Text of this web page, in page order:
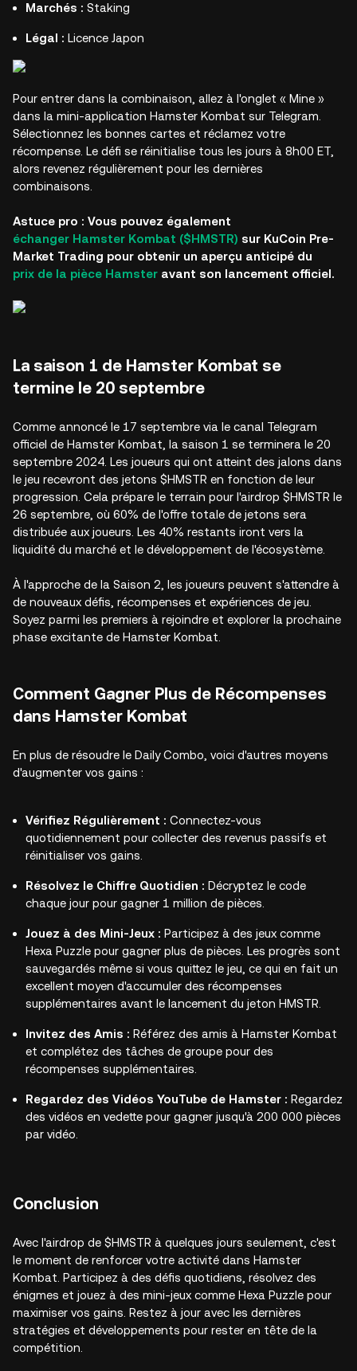
Marchés : Staking
Légal : Licence Japon
Pour entrer dans la combinaison, allez à l'onglet « Mine »
dans la mini-application Hamster Kombat sur Telegram.
Sélectionnez les bonnes cartes et réclamez votre
récompense. Le défi se réinitialise tous les jours à 8h00 ET,
alors revenez régulièrement pour les dernières
combinaisons.
Astuce pro : Vous pouvez également
échanger Hamster Kombat ($HMSTR) sur KuCoin Pre-
Market Trading pour obtenir un aperçu anticipé du
prix de la pièce Hamster avant son lancement officiel.
La saison 1 de Hamster Kombat se
termine le 20 septembre
Comme annoncé le 17 septembre via le canal Telegram
officiel de Hamster Kombat, la saison 1 se terminera le 20
septembre 2024. Les joueurs qui ont atteint des jalons dans
le jeu recevront des jetons $HMSTR en fonction de leur
progression. Cela prépare le terrain pour l'airdrop $HMSTR le
26 septembre, où 60% de l'offre totale de jetons sera
distribuée aux joueurs. Les 40% restants iront vers la
liquidité du marché et le développement de l'écosystème.
À l'approche de la Saison 2, les joueurs peuvent s'attendre à
de nouveaux défis, récompenses et expériences de jeu.
Soyez parmi les premiers à rejoindre et explorer la prochaine
phase excitante de Hamster Kombat.
Comment Gagner Plus de Récompenses
dans Hamster Kombat
En plus de résoudre le Daily Combo, voici d'autres moyens
d'augmenter vos gains :
Vérifiez Régulièrement : Connectez-vous
quotidiennement pour collecter des revenus passifs et
réinitialiser vos gains.
Résolvez le Chiffre Quotidien : Décryptez le code
chaque jour pour gagner 1 million de pièces.
Jouez à des Mini-Jeux : Participez à des jeux comme
Hexa Puzzle pour gagner plus de pièces. Les progrès sont
sauvegardés même si vous quittez le jeu, ce qui en fait un
excellent moyen d'accumuler des récompenses
supplémentaires avant le lancement du jeton HMSTR.
Invitez des Amis : Référez des amis à Hamster Kombat
et complétez des tâches de groupe pour des
récompenses supplémentaires.
Regardez des Vidéos YouTube de Hamster : Regardez
des vidéos en vedette pour gagner jusqu'à 200 000 pièces
par vidéo.
Conclusion
Avec l'airdrop de $HMSTR à quelques jours seulement, c'est
le moment de renforcer votre activité dans Hamster
Kombat. Participez à des défis quotidiens, résolvez des
énigmes et jouez à des mini-jeux comme Hexa Puzzle pour
maximiser vos gains. Restez à jour avec les dernières
stratégies et développements pour rester en tête de la
compétition.